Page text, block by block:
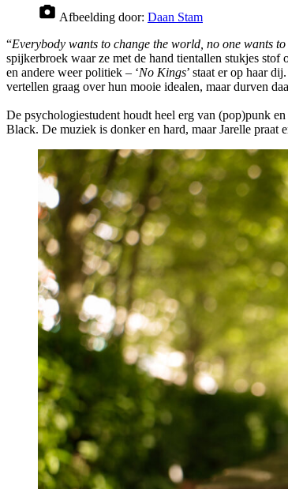
Afbeelding door: Daan Stam
“Everybody wants to change the world, no one wants to
spijkerbroek waar ze met de hand tientallen stukjes stof
en andere weer politiek – ‘No Kings’ staat er op haar
vertellen graag over hun mooie idealen, maar durven
De psychologiestudent houdt heel erg van (pop)punk
Black. De muziek is donker en hard, maar Jarelle praat